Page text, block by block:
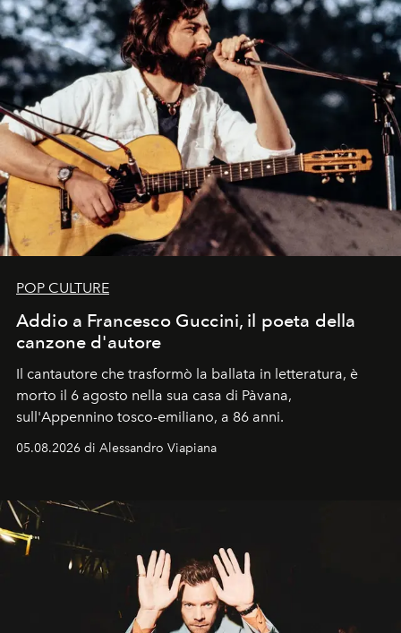
POP CULTURE
Addio a Francesco Guccini, il poeta della
canzone d'autore
Il cantautore che trasformò la ballata in letteratura, è
morto il 6 agosto nella sua casa di Pàvana,
sull'Appennino tosco-emiliano, a 86 anni.
05.08.2026 di Alessandro Viapiana